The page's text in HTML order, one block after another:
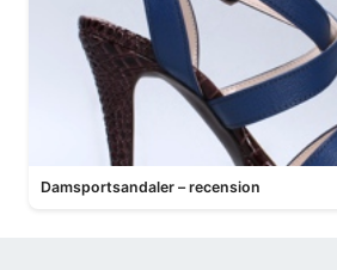
Damsportsandaler – recension